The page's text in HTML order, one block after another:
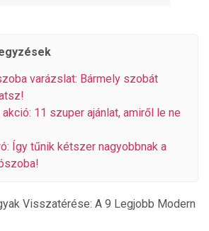
varázslat: Bármely szobát
akció: 11 szuper ajánlat, amiről le ne
Így tűnik kétszer nagyobbnak a
Visszatérése: A 9 Legjobb Modern